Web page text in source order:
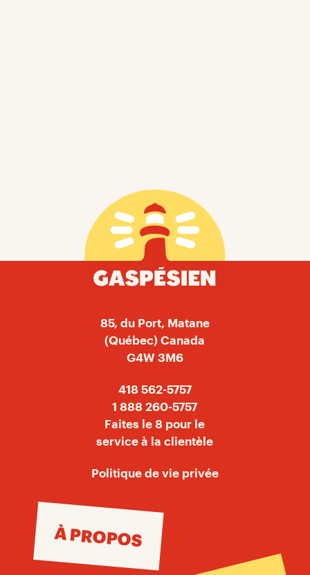
85, du Port, Matane
(Québec) Canada
G4W 3M6
418 562-5757
1 888 260-5757
Faites le 8 pour le
service à la clientèle
Politique de vie privée
À PROPOS